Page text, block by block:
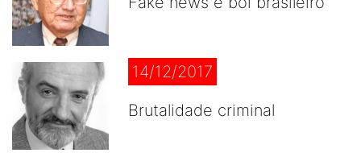
14/12/2017
Brutalidade criminal